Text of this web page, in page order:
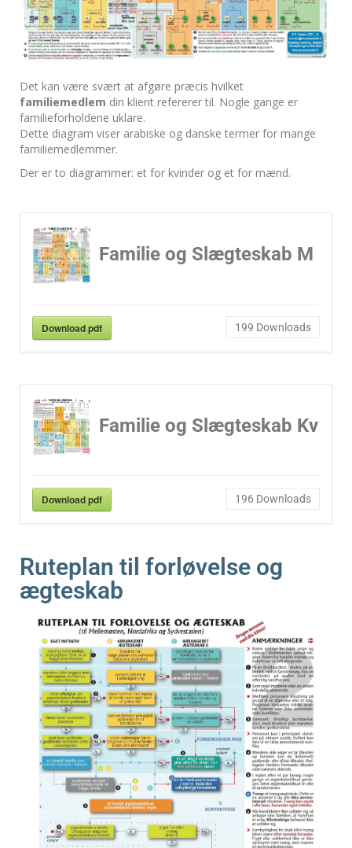
Det kan være svært at afgøre præcis hvilket
familiemedlem din klient refererer til. Nogle gange er
familieforholdene uklare.
Dette diagram viser arabiske og danske termer for mange
familiemedlemmer.
Der er to diagrammer: et for kvinder og et for mænd.
Familie og Slægteskab M
Download pdf 199 Downloads
Familie og Slægteskab Kv
Download pdf 196 Downloads
Ruteplan til forløvelse og
ægteskab